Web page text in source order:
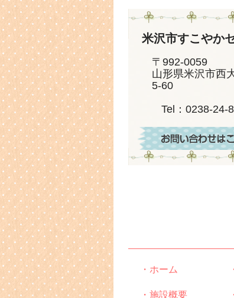
米沢市すこやか
〒992-0059
山形県米沢市西
5-60
Tel：0238-24-
・ホーム
・施設概要